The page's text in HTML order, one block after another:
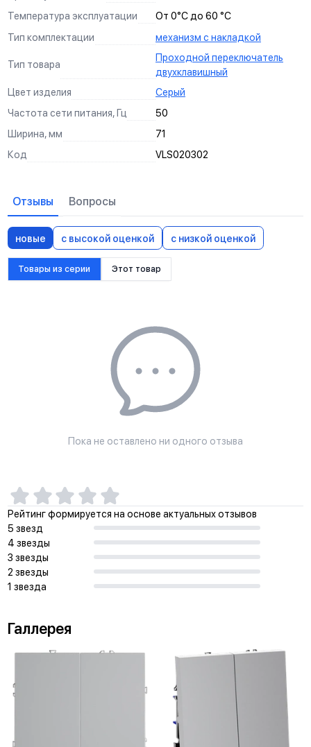
Температура эксплуатации
От 0°С до 60 °С
Тип комплектации
механизм с накладкой
Тип товара
Проходной переключатель
двухклавишный
Цвет изделия
Серый
Частота сети питания, Гц
50
Ширина, мм
71
Код
VLS020302
Отзывы Вопросы
новые с высокой оценкой с низкой оценкой
Товары из серии Этот товар
Пока не оставлено ни одного отзыва
Рейтинг формируется на основе актуальных отзывов
5 звезд
4 звезды
3 звезды
2 звезды
1 звезда
Галлерея